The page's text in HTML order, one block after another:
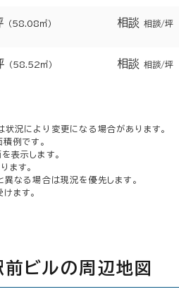
（58.08㎡） 相談 相談/坪
（58.52㎡） 相談 相談/坪
況により変更になる場合があります。
例です。
表示します。
ます。
なる場合は現況を優先します。
ます。
ビルの周辺地図